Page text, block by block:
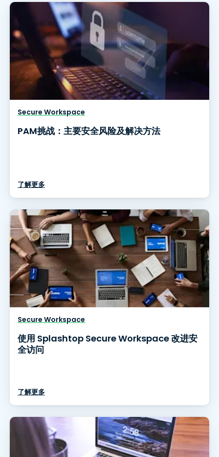
Secure Workspace
PAM挑战：主要安全风险及解决方法
了解更多
Secure Workspace
使用 Splashtop Secure Workspace 改进安
全访问
了解更多